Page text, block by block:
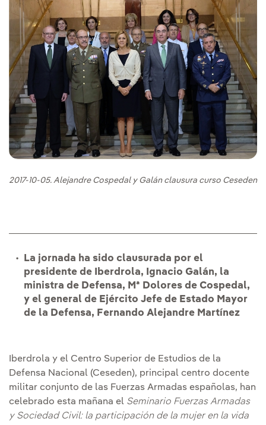
2017-10-05. Alejandre Cospedal y Galán clausura curso Ceseden
La jornada ha sido clausurada por el
presidente de Iberdrola, Ignacio Galán, la
ministra de Defensa, Mª Dolores de Cospedal,
y el general de Ejército Jefe de Estado Mayor
de la Defensa, Fernando Alejandre Martínez
Iberdrola y el Centro Superior de Estudios de la
Defensa Nacional (Ceseden), principal centro docente
militar conjunto de las Fuerzas Armadas españolas, han
celebrado esta mañana el Seminario Fuerzas Armadas
y Sociedad Civil: la participación de la mujer en la vida